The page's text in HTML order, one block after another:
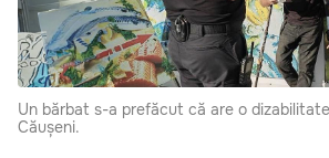
Un bărbat s-a prefăcut că are o
Căușeni.